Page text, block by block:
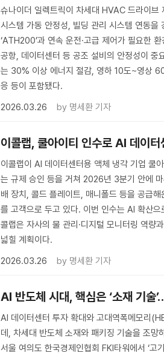
슈나이더 일렉트릭이 차세대 HVAC 드라이
시스템 가동 안정성, 빌딩 관리 시스템 연동
‘ATH200’과 연속 운전·고급 제어가 필요한
공항, 데이터센터 등 공조 설비의 안정성이
는 30% 이상 에너지 절감, 영하 10도~영상
응 등이 포함됐다.
2026.03.26
by 명세환 기자
이콜랩, 쿨아이티 인수로 AI 데이터
이콜랩이 AI 데이터센터용 액체 냉각 기업 쿨
는 규제 승인 등을 거쳐 2026년 3분기 안에
배 장치, 콜드 플레이트, 매니폴드 등을 공급
를 고객으로 두고 있다. 이번 인수는 AI 확산
콜랩은 자사의 물 관리·디지털 모니터링 역량
넓힐 계획이다.
2026.03.26
by 명세환 기자
AI 반도체 시대, 핵심은 ‘소재 기술
AI 데이터센터 투자 확대와 고대역폭메모리
데, 차세대 반도체 소재와 패키징 기술을 조
서울 여의도 한국경제인협회 FKI타워에서 ‘고